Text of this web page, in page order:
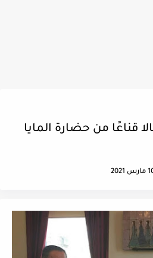
قناعًا من حضارة المايا
2021